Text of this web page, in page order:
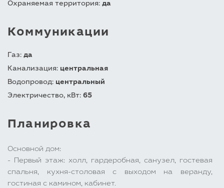
Охраняемая территория: да
Коммуникации
Газ: да
Канализация: центральная
Водопровод: центральный
Электричество, кВт: 65
Планировка
Основной дом:
- Первый этаж: холл, гардеробная, санузел, гостевая
спальня, кухня-столовая с выходом на веранду,
гостиная с камином, кабинет.